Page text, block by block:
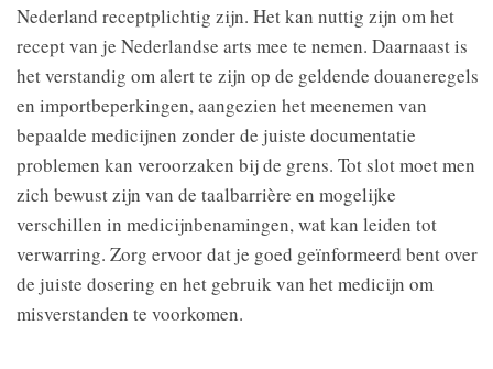
Nederland receptplichtig zijn. Het kan nuttig zijn om het
recept van je Nederlandse arts mee te nemen. Daarnaast is
het verstandig om alert te zijn op de geldende douaneregels
en importbeperkingen, aangezien het meenemen van
bepaalde medicijnen zonder de juiste documentatie
problemen kan veroorzaken bij de grens. Tot slot moet men
zich bewust zijn van de taalbarrière en mogelijke
verschillen in medicijnbenamingen, wat kan leiden tot
verwarring. Zorg ervoor dat je goed geïnformeerd bent over
de juiste dosering en het gebruik van het medicijn om
misverstanden te voorkomen.